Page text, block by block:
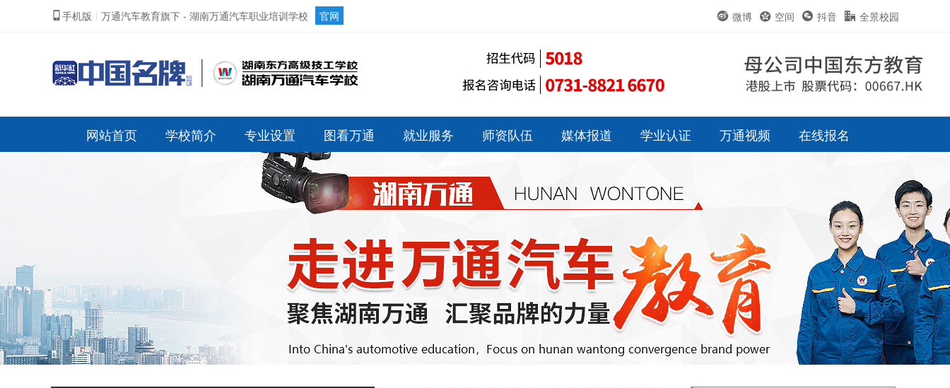
手机版 | 万通汽车教育旗下 - 湖南万通汽车职业培训学校 官网 微博 空间 抖音 全景校园
网站首页 学校简介 专业设置 图看万通 就业服务 师资队伍 媒体报道 学业认证 万通视频 在线报名